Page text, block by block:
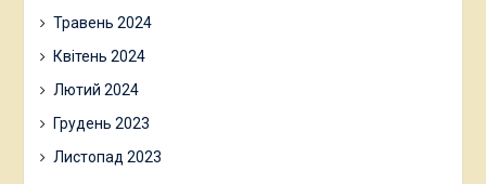
Травень 2024
Квітень 2024
Лютий 2024
Грудень 2023
Листопад 2023